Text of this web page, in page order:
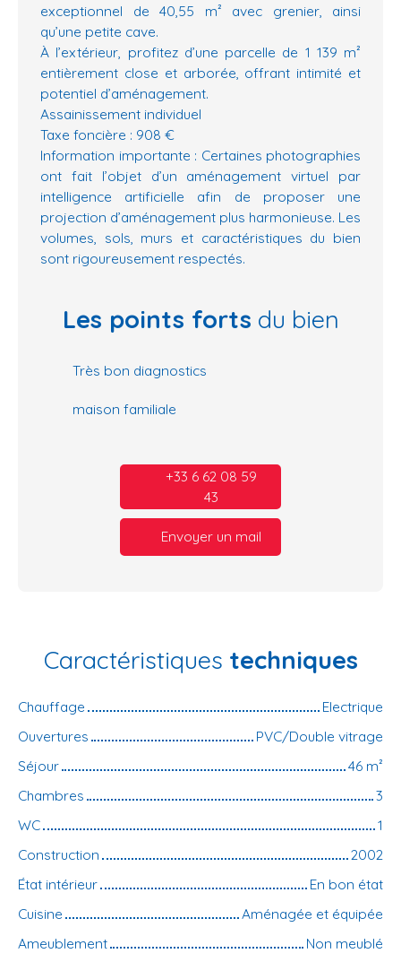
exceptionnel de 40,55 m² avec grenier, ainsi
qu’une petite cave.
À l’extérieur, profitez d’une parcelle de 1 139 m²
entièrement close et arborée, offrant intimité et
potentiel d’aménagement.
Assainissement individuel
Taxe foncière : 908 €
Information importante : Certaines photographies
ont fait l’objet d’un aménagement virtuel par
intelligence artificielle afin de proposer une
projection d’aménagement plus harmonieuse. Les
volumes, sols, murs et caractéristiques du bien
sont rigoureusement respectés.
Les points forts du bien
Très bon diagnostics
maison familiale
+33 6 62 08 59
43
Envoyer un mail
Caractéristiques techniques
Chauffage
Electrique
Ouvertures
PVC/Double vitrage
Séjour
46 m²
Chambres
3
WC
1
Construction
2002
État intérieur
En bon état
Cuisine
Aménagée et équipée
Ameublement
Non meublé